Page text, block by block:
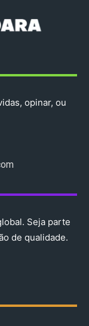
opinar, ou
Seja parte
de qualidade.